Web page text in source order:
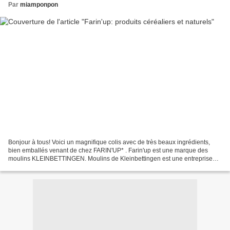
Par miamponpon
Bonjour à tous! Voici un magnifique colis avec de très beaux ingrédients,
bien emballés venant de chez FARIN'UP* . Farin'up est une marque des
moulins KLEINBETTINGEN. Moulins de Kleinbettingen est une entreprise